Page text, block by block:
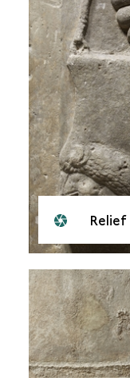
Relief